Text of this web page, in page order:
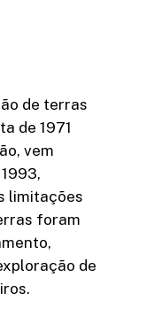
de terras
de 1971
vem
limitações
foram
de